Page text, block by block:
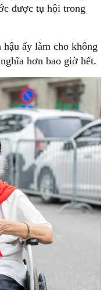
được tụ hội trong
ấy làm cho không
hơn bao giờ hết.